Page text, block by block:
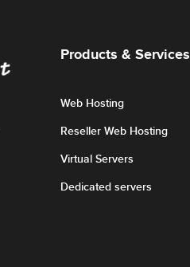
Products & Services
Web Hosting
Reseller Web Hosting
Virtual Servers
Dedicated servers